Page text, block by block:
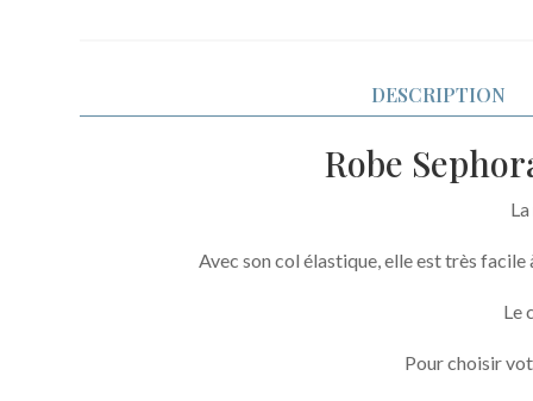
DESCRIPTION
Robe
Avec son col élastique, elle est très
Le
Pour choisir